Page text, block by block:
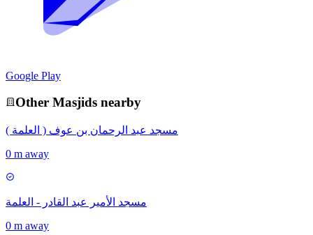
Google Play
Other Masjids nearby
مسجد عبد الرحمان بن عوف ( العلمة )
0 m away
مسجد الأمير عبد القادر - العلمة
0 m away